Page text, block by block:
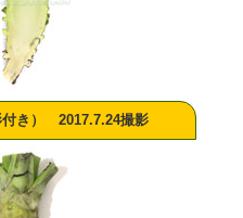
き） 2017.7.24撮影